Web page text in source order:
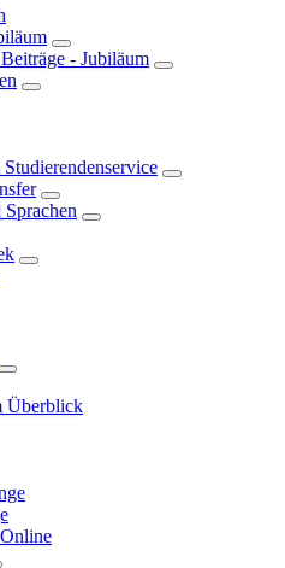
- Jubiläum
Überblick